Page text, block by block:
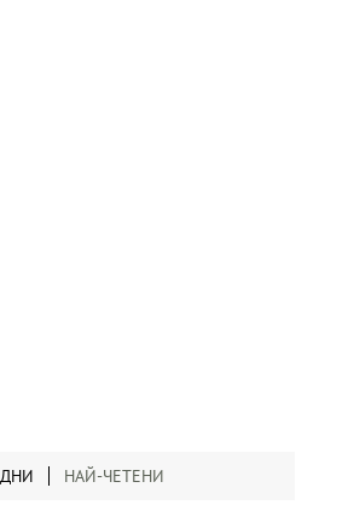
НАЙ-ЧЕТЕНИ